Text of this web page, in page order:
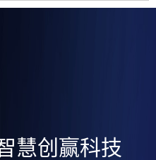
慧创赢科技